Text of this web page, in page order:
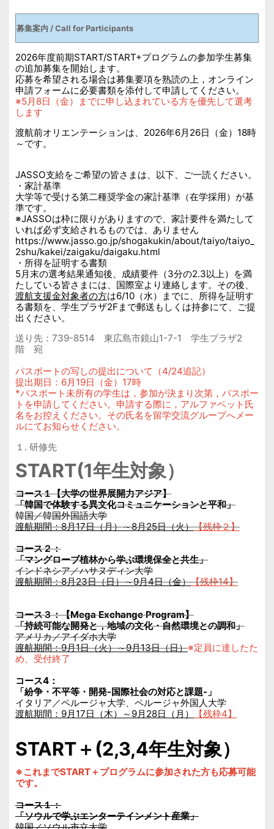
募集案内 / Call for Participants
2026年度前期START/START+プログラムの参加学生募集
の追加募集を開始します。
応募を希望される場合は募集要項を熟読の上，オンライン
申請フォームに必要書類を添付して申請してください。
※5月8日（金）までに申し込まれている方を優先して選考
します
渡航前オリエンテーションは、2026年6月26日（金）18時
～です。
JASSO支給をご希望の皆さまは、以下、ご一読ください。
・家計基準
大学等で受ける第二種奨学金の家計基準（在学採用）が基
準です。
※JASSOは枠に限りがありますので、家計要件を満たして
いれば必ず支給されるものでは、ありません
https://www.jasso.go.jp/shogakukin/about/taiyo/taiyo_
2shu/kakei/zaigaku/daigaku.html
・所得を証明する書類
5月末の選考結果通知後、成績要件（3分の2.3以上）を満
たしている皆さまには、国際室より連絡します。その後、
渡航支援金対象者の方は6/10（水）までに、所得を証明す
る書類を、学生プラザ2Fまで郵送もしくは持参にて、ご提
出ください。
送り先：739-8514 東広島市鏡山1-7-1 学生プラザ2
階 宛
パスポートの写しの提出について（4/24追記）
提出期日：6月19日（金）17時
*パスポート未所有の学生は，参加が決まり次第，パスポー
トを申請してください。申請する際に，アルファベット氏
名をお控えください。その氏名を留学交流グループへメー
ルにてお知らせください。
１. 研修先
START(1年生対象）
コース１【大学の世界展開力アジア】
「韓国で体験する異文化コミュニケーションと平和」
韓国／韓国外国語大学
渡航期間：8月17日（月）～8月25日（火）【残枠２】
コース２：
「マングローブ植林から学ぶ環境保全と共生」
インドネシア／ハサヌディン大学
渡航期間：8月23日（日）～9月4日（金）【残枠14】
コース３：【Mega Exchange Program】
「持続可能な開発と，地域の文化・自然環境との調和」
アメリカ／アイダホ大学
渡航期間：9月1日（火）～9月13日（日）※定員に達したた
め、受付終了
コース4：
「紛争・不平等・開発-国際社会の対応と課題-」
イタリア／ペルージャ大学、ペルージャ外国人大学
渡航期間：9月17日（木）～9月28日（月）
【残枠4】
START＋(2,3,4年生対象）
※これまでSTART＋プログラムに参加された方も応募可能
です。
コース１：
「ソウルで学ぶエンターテインメント産業」